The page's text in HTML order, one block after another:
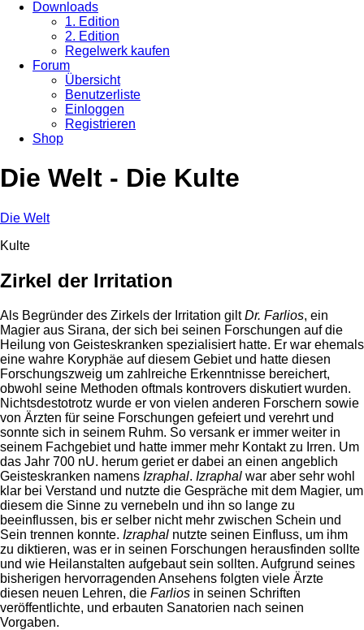
Downloads
1. Edition
2. Edition
Regelwerk kaufen
Forum
Übersicht
Benutzerliste
Einloggen
Registrieren
Shop
Die Welt - Die Kulte
Die Welt
Kulte
Zirkel der Irritation
Als Begründer des Zirkels der Irritation giltDr. Farlios, ein
Magier aus Sirana, der sich bei seinen Forschungen auf die
Heilung von Geisteskranken spezialisiert hatte. Er war ehemals
eine wahre Koryphäe auf diesem Gebiet und hatte diesen
Forschungszweig um zahlreiche Erkenntnisse bereichert,
obwohl seine Methoden oftmals kontrovers diskutiert wurden.
Nichtsdestotrotz wurde er von vielen anderen Forschern sowie
von Ärzten für seine Forschungen gefeiert und verehrt und
sonnte sich in seinem Ruhm. So versank er immer weiter in
seinem Fachgebiet und hatte immer mehr Kontakt zu Irren. Um
das Jahr 700 nU. herum geriet er dabei an einen angeblich
Geisteskranken namens Izraphal. Izraphal war aber sehr wohl
klar bei Verstand und nutzte die Gespräche mit dem Magier, um
diesem die Sinne zu vernebeln und ihn so lange zu
beeinflussen, bis er selber nicht mehr zwischen Schein und
Sein trennen konnte. Izraphal nutzte seinen Einfluss, um ihm
zu diktieren, was er in seinen Forschungen herausfinden sollte
und wie Heilanstalten aufgebaut sein sollten. Aufgrund seines
bisherigen hervorragenden Ansehens folgten viele Ärzte
diesen neuen Lehren, die Farlios in seinen Schriften
veröffentlichte, und erbauten Sanatorien nach seinen
Vorgaben.